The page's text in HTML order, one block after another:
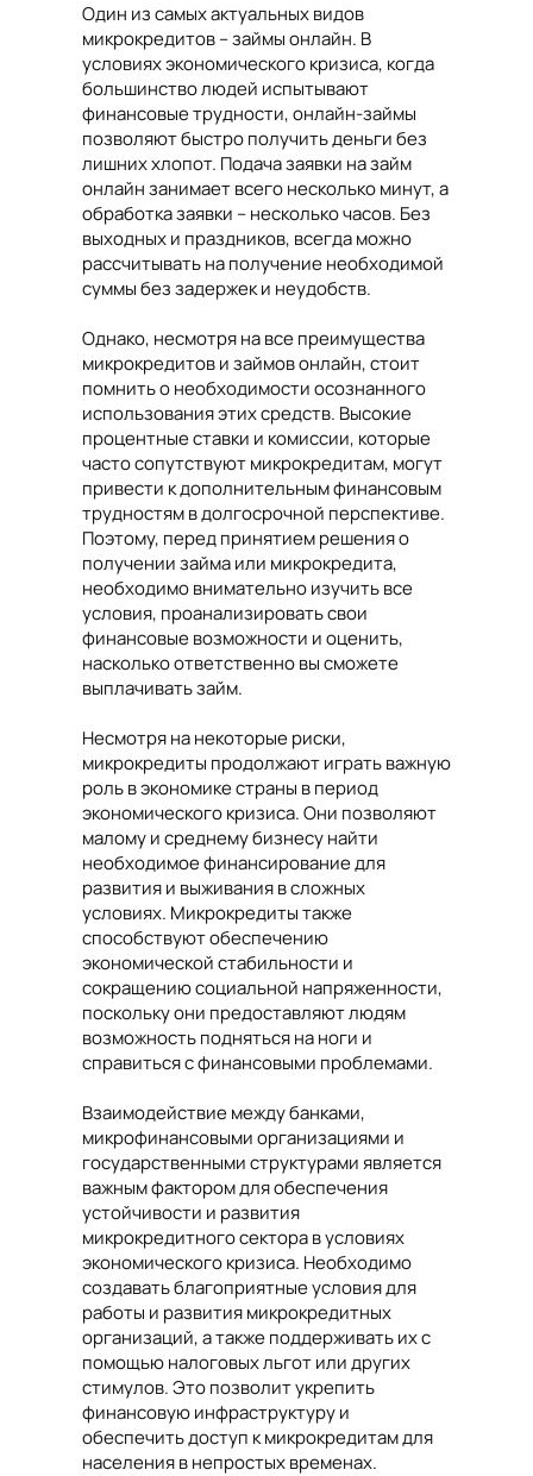
Один из самых актуальных видов
микрокредитов – займы онлайн. В
условиях экономического кризиса, когда
большинство людей испытывают
финансовые трудности, онлайн-займы
позволяют быстро получить деньги без
лишних хлопот. Подача заявки на займ
онлайн занимает всего несколько минут, а
обработка заявки – несколько часов. Без
выходных и праздников, всегда можно
рассчитывать на получение необходимой
суммы без задержек и неудобств.
Однако, несмотря на все преимущества
микрокредитов и займов онлайн, стоит
помнить о необходимости осознанного
использования этих средств. Высокие
процентные ставки и комиссии, которые
часто сопутствуют микрокредитам, могут
привести к дополнительным финансовым
трудностям в долгосрочной перспективе.
Поэтому, перед принятием решения о
получении займа или микрокредита,
необходимо внимательно изучить все
условия, проанализировать свои
финансовые возможности и оценить,
насколько ответственно вы сможете
выплачивать займ.
Несмотря на некоторые риски,
микрокредиты продолжают играть важную
роль в экономике страны в период
экономического кризиса. Они позволяют
малому и среднему бизнесу найти
необходимое финансирование для
развития и выживания в сложных
условиях. Микрокредиты также
способствуют обеспечению
экономической стабильности и
сокращению социальной напряженности,
поскольку они предоставляют людям
возможность подняться на ноги и
справиться с финансовыми проблемами.
Взаимодействие между банками,
микрофинансовыми организациями и
государственными структурами является
важным фактором для обеспечения
устойчивости и развития
микрокредитного сектора в условиях
экономического кризиса. Необходимо
создавать благоприятные условия для
работы и развития микрокредитных
организаций, а также поддерживать их с
помощью налоговых льгот или других
стимулов. Это позволит укрепить
финансовую инфраструктуру и
обеспечить доступ к микрокредитам для
населения в непростых временах.